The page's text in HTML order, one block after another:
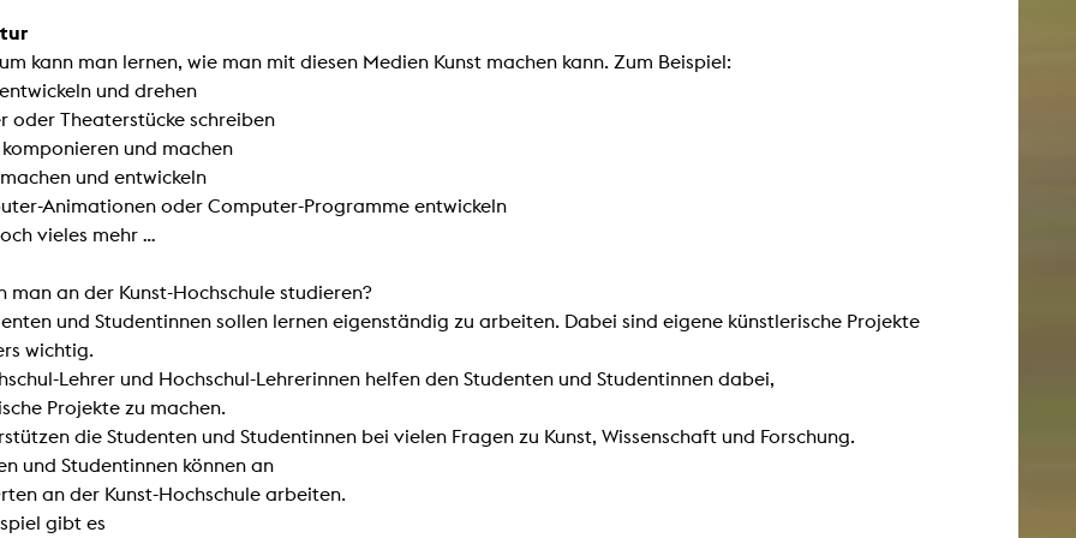
kann man lernen, wie man mit diesen Medien Kunst machen kann. Zum Beispiel:
und drehen
oder Theaterstücke schreiben
komponieren und machen
und entwickeln
Animationen oder Computer-Programme entwickeln
vieles mehr …
man an der Kunst-Hochschule studieren?
und Studentinnen sollen lernen eigenständig zu arbeiten. Dabei sind eigene künstlerische Projekte
wichtig.
Lehrer und Hochschul-Lehrerinnen helfen den Studenten und Studentinnen dabei,
Projekte zu machen.
die Studenten und Studentinnen bei vielen Fragen zu Kunst, Wissenschaft und Forschung.
und Studentinnen können an
an der Kunst-Hochschule arbeiten.
gibt es
Rara
Open Access